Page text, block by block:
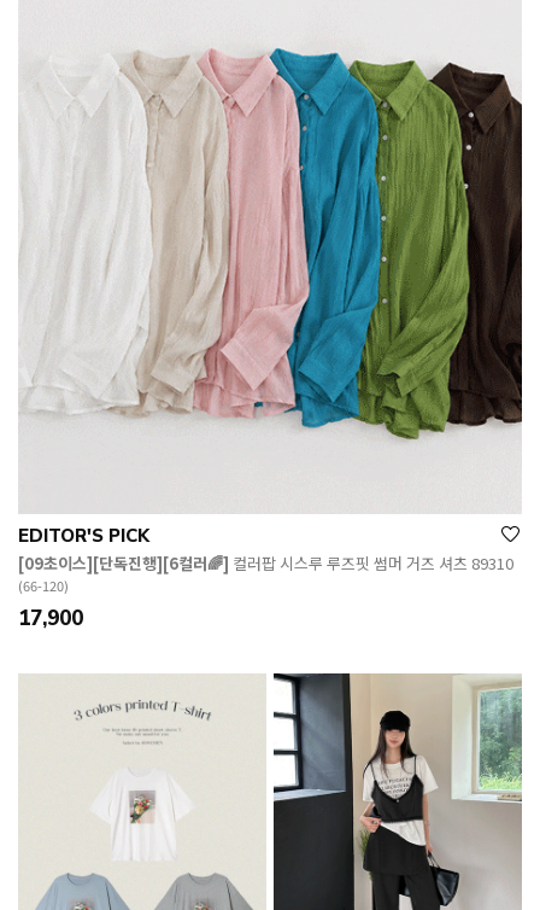
EDITOR'S PICK
[09초이스][단독진행][6컬러🌈] 컬러팝 시스루 루즈핏 썸머 거즈 셔츠 89310
(66-120)
17,900